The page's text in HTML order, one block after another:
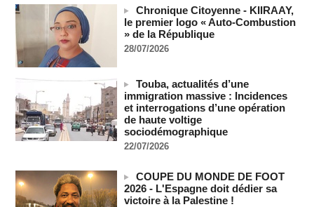
06/08/2026 -
Les Bourses mondiales suspendues au Moyen-Orient,
records en Europe
06/08/2026 -
Soudan du Sud : Les avocats de Riek Machar sollicitent un
accès à leur client avant la prochaine audience
06/08/2026
France-Algérie: l'affaire Mehdi Laribi relance la coopération
policière contre le narcotrafic
Guinée : l'absence du président Doumbouya ravive les
tensions politiques
06/08/2026 -
Chronique Citoyenne - KIIRAAY,
le premier logo « Auto-Combustion
» de la République
28/07/2026
Touba, actualités d’une
immigration massive : Incidences
et interrogations d’une opération
de haute voltige
sociodémographique
22/07/2026
COUPE DU MONDE DE FOOT
2026 - L'Espagne doit dédier sa
victoire à la Palestine !